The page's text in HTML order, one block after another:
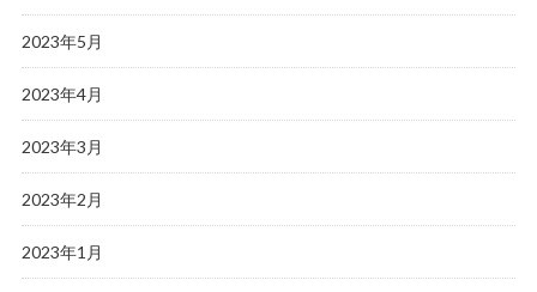
2023年5月
2023年4月
2023年3月
2023年2月
2023年1月